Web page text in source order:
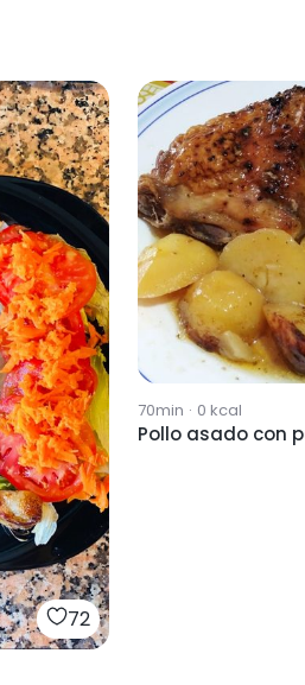
72
70min · 0 kcal
Pollo asado con